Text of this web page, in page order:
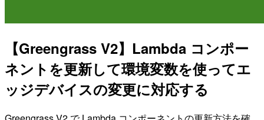
【Greengrass V2】Lambda コンポー
ネントを更新して環境変数を使ってエ
ッジデバイスの変更に対応する